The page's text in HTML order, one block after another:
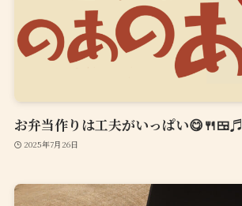
お弁当作りは工夫がいっぱい😋🍴🍱♬
2025年7月26日